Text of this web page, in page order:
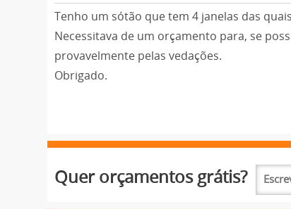
Tenho um sótão que tem 4 janelas das
Necessitava de um orçamento para, se
provavelmente pelas vedações.
Obrigado.
Quer orçamentos grátis?